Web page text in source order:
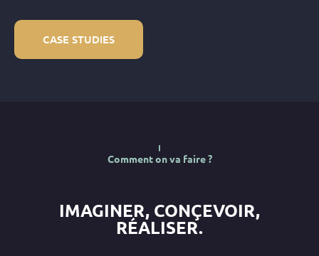
CASE STUDIES
Comment on va faire ?
IMAGINER, CONÇEVOIR,
RÉALISER.